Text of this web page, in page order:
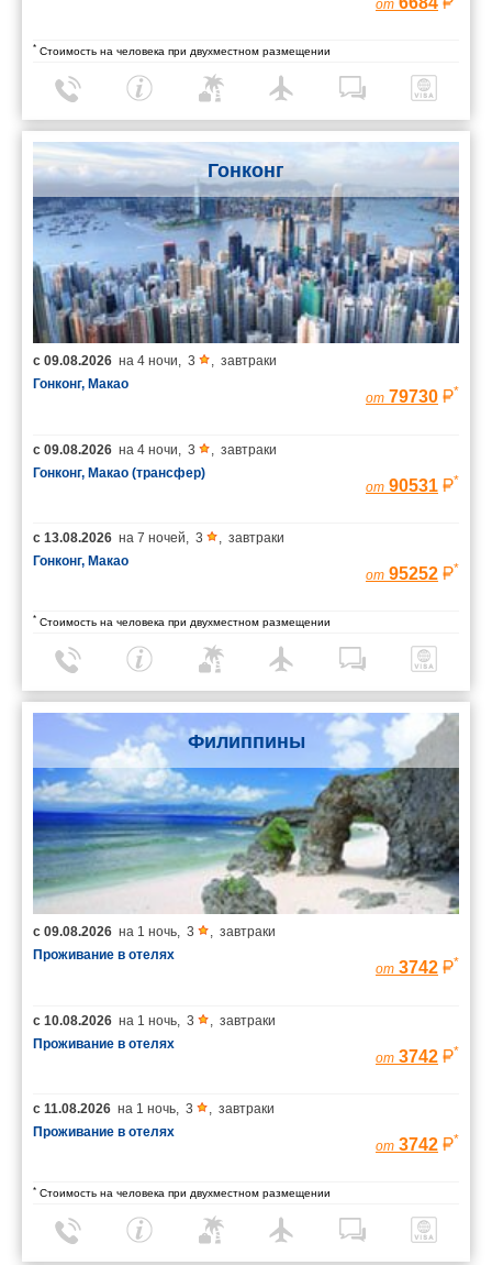
от
* Стоимость на человека при двухместном размещении
Гонконг
с 09.08.2026 на 4 ночи, 3 , завтраки
Гонконг, Макао
от 79730 *
с 09.08.2026 на 4 ночи, 3 , завтраки
Гонконг, Макао (трансфер)
от 90531 *
с 13.08.2026 на 7 ночей, 3 , завтраки
Гонконг, Макао
от 95252 *
* Стоимость на человека при двухместном размещении
Филиппины
с 09.08.2026 на 1 ночь, 3 , завтраки
Проживание в отелях
от 3742 *
с 10.08.2026 на 1 ночь, 3 , завтраки
Проживание в отелях
от 3742 *
с 11.08.2026 на 1 ночь, 3 , завтраки
Проживание в отелях
от 3742 *
* Стоимость на человека при двухместном размещении